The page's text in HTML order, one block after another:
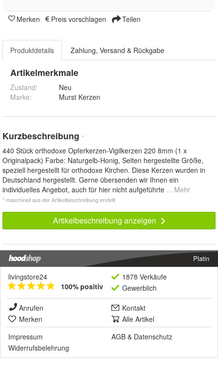
Merken Preis vorschlagen Teilen
Produktdetails Zahlung, Versand & Rückgabe
Artikelmerkmale
Zustand:
Neu
Marke:
Murst Kerzen
Kurzbeschreibung *
440 Stück orthodoxe Opferkerzen-Vigilkerzen 220 8mm (1 x
Originalpack) Farbe: Naturgelb-Honig, Selten hergestellte Größe,
speziell hergestellt für orthodoxe Kirchen. Diese Kerzen wurden in
Deutschland hergestellt. Gerne übersenden wir Ihnen ein
individuelles Angebot, auch für hier nicht aufgeführte ... Mehr
* maschinell aus der Artikelbeschreibung erstellt
Artikelbeschreibung anzeigen
Platin
livingstore24
100% positiv
1878 Verkäufe
Gewerblich
Anrufen
Kontakt
Merken
Alle Artikel
Impressum
AGB & Datenschutz
Widerrufsbelehrung